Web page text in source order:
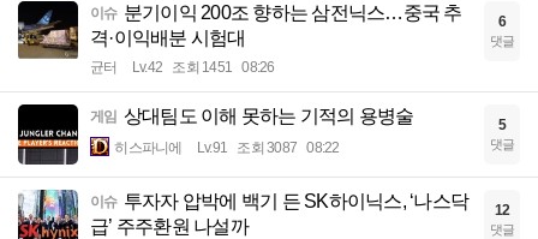
이슈 분기이익 200조 향하는 삼전닉스…중국 추
격·이익배분 시험대
균터 Lv.42 조회 1451 08:26
6
댓글
게임 상대팀도 이해 못하는 기적의 용병술
히스파니에 Lv.91 조회 3087 08:22
5
댓글
이슈 투자자 압박에 백기 든 SK하이닉스, ‘나스닥
급’ 주주환원 나설까
12
댓글